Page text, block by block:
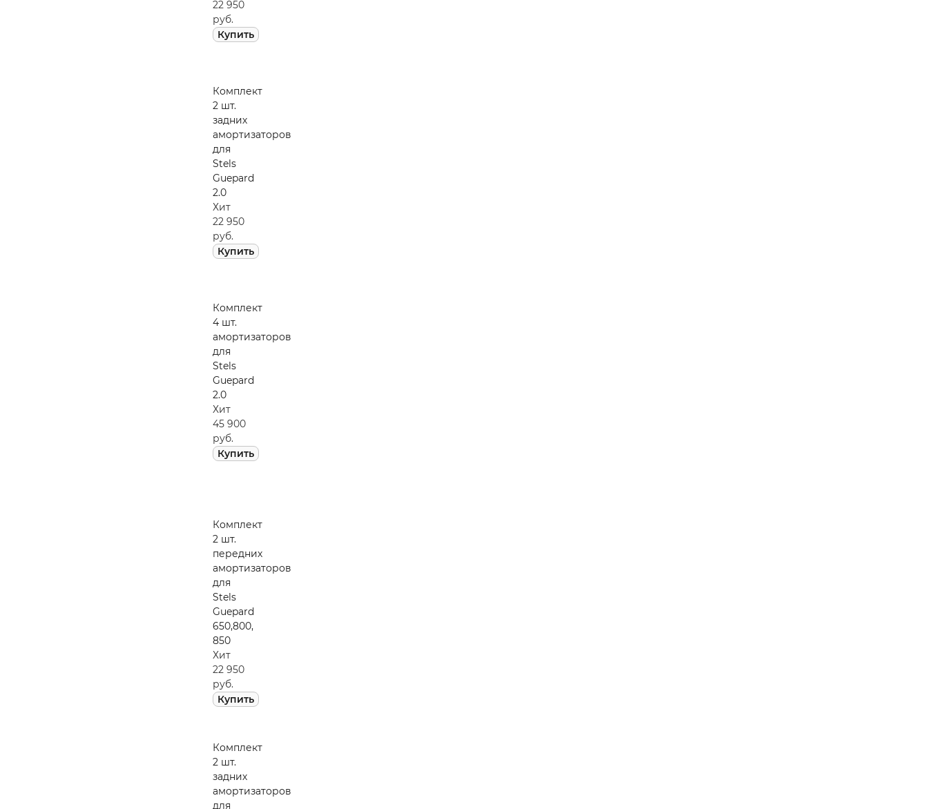
22 950
руб.
Купить
Комплект
2 шт.
задних
амортизаторов
для
Stels
Guepard
2.0
Хит
22 950
руб.
Купить
Комплект
4 шт.
амортизаторов
для
Stels
Guepard
2.0
Хит
45 900
руб.
Купить
Комплект
2 шт.
передних
амортизаторов
для
Stels
Guepard
650,800,
850
Хит
22 950
руб.
Купить
Комплект
2 шт.
задних
амортизаторов
для